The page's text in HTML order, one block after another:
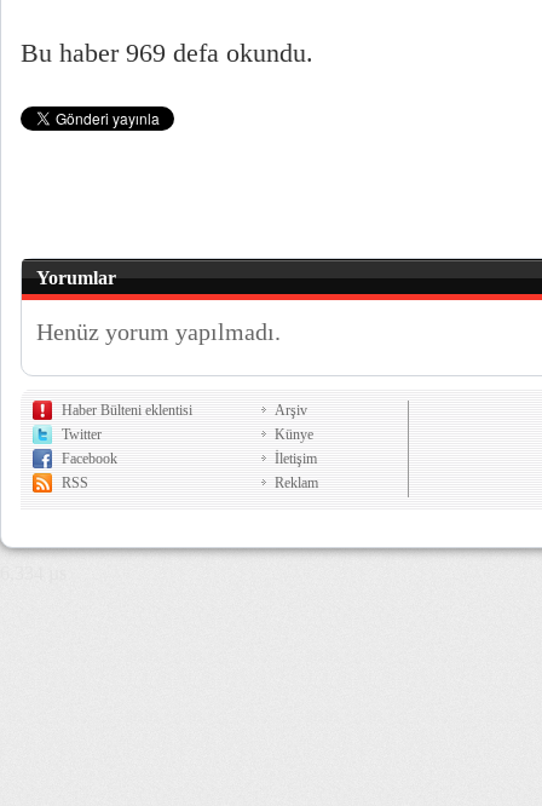
Bu haber 969 defa okundu.
Yorumlar
Henüz yorum yapılmadı.
Haber Bülteni eklentisi
Twitter
Facebook
RSS
Arşiv
Künye
İletişim
Reklam